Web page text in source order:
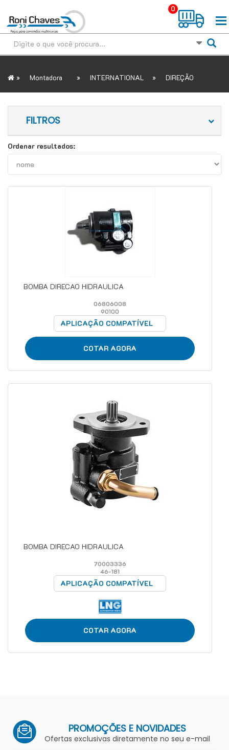
0
» Montadora » INTERNATIONAL » DIREÇÃO
FILTROS
Ordenar resultados:
BOMBA DIRECAO HIDRAULICA
06806008
90100
APLICAÇÃO COMPATÍVEL
COTAR AGORA
BOMBA DIRECAO HIDRAULICA
70003336
46-181
APLICAÇÃO COMPATÍVEL
COTAR AGORA
PROMOÇÕES E NOVIDADES
Ofertas exclusivas diretamente no seu e-mail